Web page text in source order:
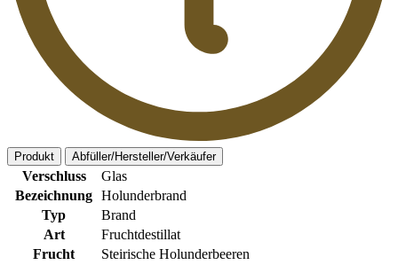
Produkt Abfüller/Hersteller/Verkäufer
Verschluss
Glas
Bezeichnung Holunderbrand
Typ
Brand
Art
Fruchtdestillat
Frucht
Steirische Holunderbeeren